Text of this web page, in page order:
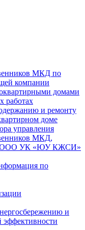
МКД по
компании
домами
работах
и ремонту
доме
управления
МКД,
ООО УК «ЮУ КЖСИ»
по
и